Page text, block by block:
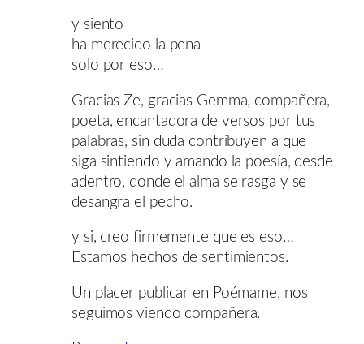
y siento
ha merecido la pena
solo por eso…
Gracias Ze, gracias Gemma, compañera,
poeta, encantadora de versos por tus
palabras, sin duda contribuyen a que
siga sintiendo y amando la poesía, desde
adentro, donde el alma se rasga y se
desangra el pecho.
y si, creo firmemente que es eso…
Estamos hechos de sentimientos.
Un placer publicar en Poémame, nos
seguimos viendo compañera.